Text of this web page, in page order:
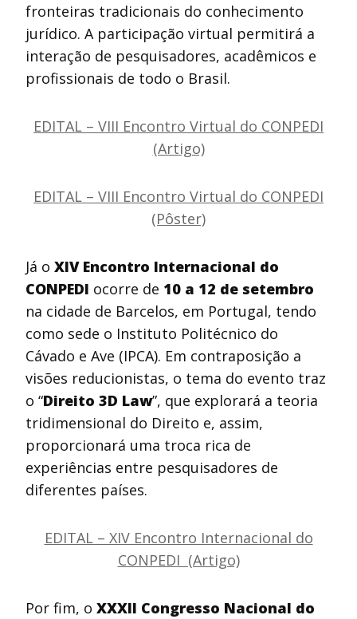
fronteiras tradicionais do conhecimento
jurídico. A participação virtual permitirá a
interação de pesquisadores, acadêmicos e
profissionais de todo o Brasil.
EDITAL – VIII Encontro Virtual do CONPEDI
(Artigo)
EDITAL – VIII Encontro Virtual do CONPEDI
(Pôster)
Já oXIV Encontro Internacional do
CONPEDI ocorre de 10 a 12 de setembro
na cidade de Barcelos, em Portugal, tendo
como sede o Instituto Politécnico do
Cávado e Ave (IPCA). Em contraposição a
visões reducionistas, o tema do evento traz
o “Direito 3D Law”, que explorará a teoria
tridimensional do Direito e, assim,
proporcionará uma troca rica de
experiências entre pesquisadores de
diferentes países.
EDITAL – XIV Encontro Internacional do
CONPEDI (Artigo)
Por fim, oXXXII Congresso Nacional do